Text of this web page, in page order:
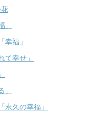
」
幸福」
て幸せ」
」
永久の幸福」